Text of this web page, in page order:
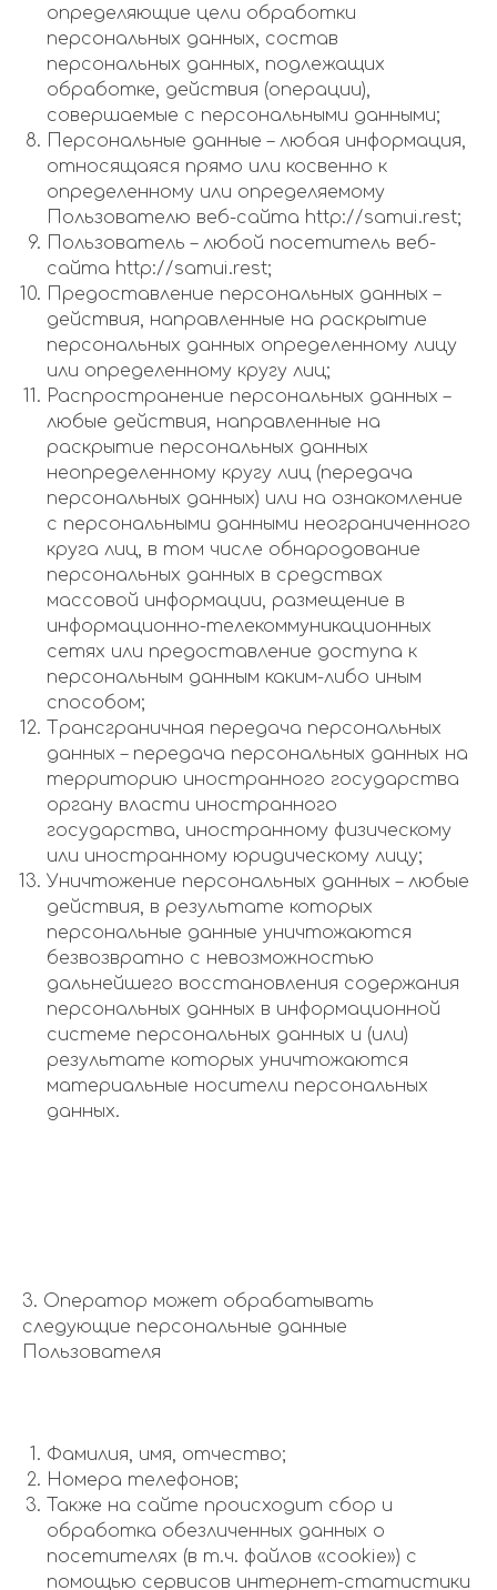
определяющие цели обработки
персональных данных, состав
персональных данных, подлежащих
обработке, действия (операции),
совершаемые с персональными данными;
Персональные данные – любая информация,
относящаяся прямо или косвенно к
определенному или определяемому
Пользователю веб-сайта http://samui.rest;
Пользователь – любой посетитель веб-
сайта http://samui.rest;
Предоставление персональных данных –
действия, направленные на раскрытие
персональных данных определенному лицу
или определенному кругу лиц;
Распространение персональных данных –
любые действия, направленные на
раскрытие персональных данных
неопределенному кругу лиц (передача
персональных данных) или на ознакомление
с персональными данными неограниченного
круга лиц, в том числе обнародование
персональных данных в средствах
массовой информации, размещение в
информационно-телекоммуникационных
сетях или предоставление доступа к
персональным данным каким-либо иным
способом;
Трансграничная передача персональных
данных – передача персональных данных на
территорию иностранного государства
органу власти иностранного
государства, иностранному физическому
или иностранному юридическому лицу;
Уничтожение персональных данных – любые
действия, в результате которых
персональные данные уничтожаются
безвозвратно с невозможностью
дальнейшего восстановления содержания
персональных данных в информационной
системе персональных данных и (или)
результате которых уничтожаются
материальные носители персональных
данных.
3. Оператор может обрабатывать
следующие персональные данные
Пользователя
Фамилия, имя, отчество;
Номера телефонов;
Также на сайте происходит сбор и
обработка обезличенных данных о
посетителях (в т.ч. файлов «cookie») с
помощью сервисов интернет-статистики